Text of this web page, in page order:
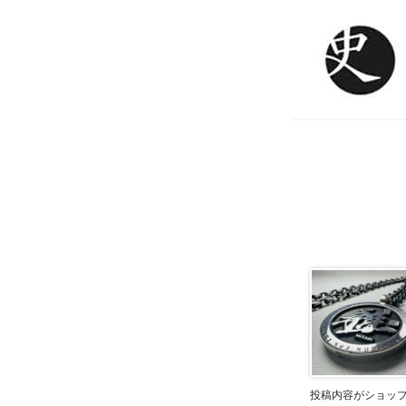
投稿内容がショッ